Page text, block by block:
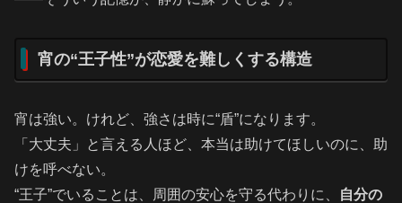
宵の“王子性”が恋愛を難しくする構造
宵は強い。けれど、強さは時に“盾”になります。
「大丈夫」と言える人ほど、本当は助けてほしいのに、助
けを呼べない。
“王子”でいることは、周囲の安心を守る代わりに、
自分の